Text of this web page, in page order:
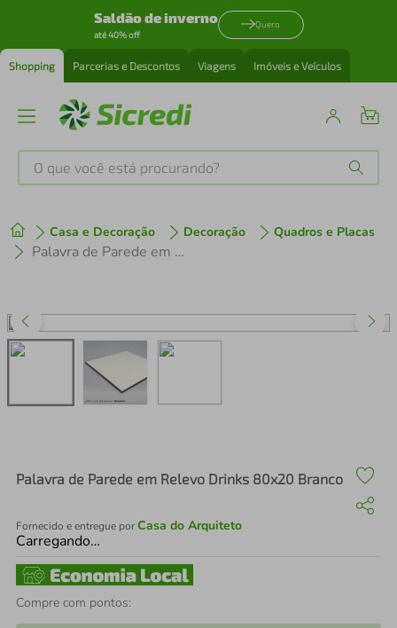
Saldão de inverno
até 40% off
Quero
Shopping Parcerias e Descontos Viagens Imóveis e Veículos
O que você está procurando?
Casa e Decoração Decoração Quadros e Placas
Palavra de Parede em Relevo Drinks 80x20 Branco
Palavra de Parede em Relevo Drinks 80x20 Branco
Fornecido e entregue porCasa do Arquiteto
Carregando…
Compre com pontos:
1º tenis
perfume
air fryer